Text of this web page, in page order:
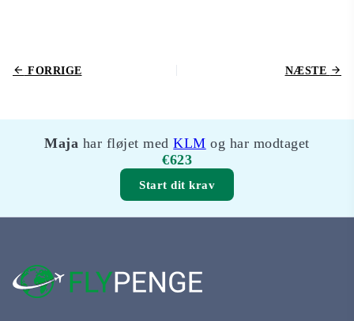
FORRIGE NÆSTE
Maja har fløjet medKLM og har modtaget
€623
Start dit krav